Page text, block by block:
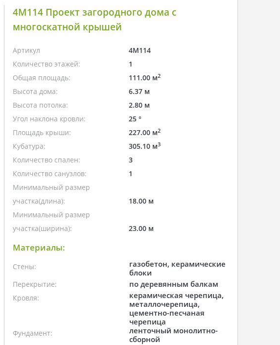
4M114 Проект загородного дома с
многоскатной крышей
Артикул
4M114
Количество этажей:
1
Общая площадь:
111.00 м2
Высота дома:
6.37 м
Высота потолка:
2.80 м
Угол наклона кровли:
25 °
Площадь крыши:
227.00 м2
Кубатура: 305.10 м3
Количество спален:
3
Количество санузлов:
1
Минимальный размер
участка(длина):
18.00 м
Минимальный размер
участка(ширина):
23.00 м
Материалы:
Стены:
газобетон, керамические
блоки
Перекрытие: по деревянным балкам
Кровля:
керамическая черепица,
металлочерепица,
цементно-песчаная
черепица
Фундамент:
ленточный монолитно-
сборной